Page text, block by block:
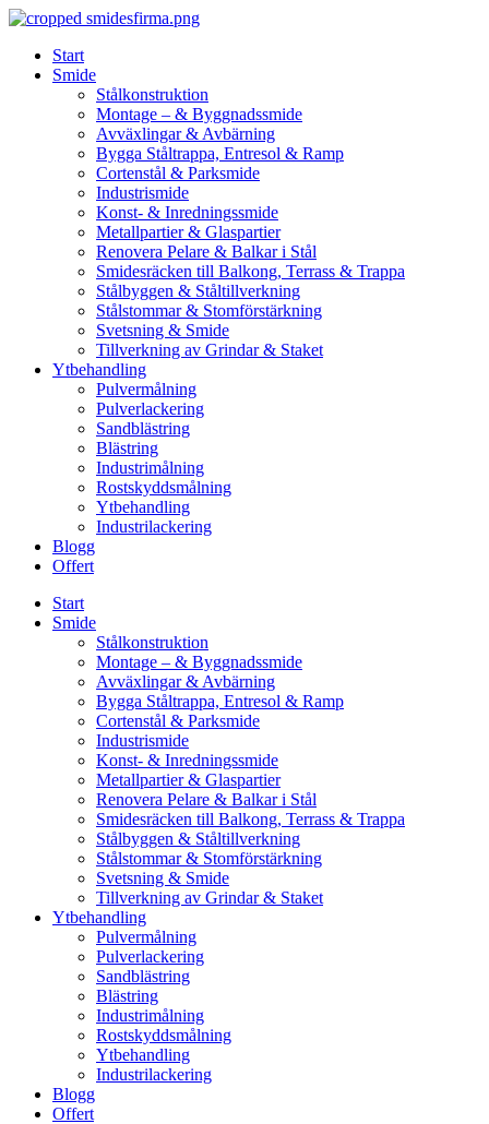
Skip
contentStart
Smide
Stålkonstruktion
Montage – & Byggnadssmide
Avväxlingar & Avbärning
Bygga Ståltrappa, Entresol & Ramp
Cortenstål & Parksmide
Industrismide
Konst- & Inredningssmide
Metallpartier & Glaspartier
Renovera Pelare & Balkar i Stål
Smidesräcken till Balkong, Terrass & Trappa
Stålbyggen & Ståltillverkning
Stålstommar & Stomförstärkning
Svetsning & Smide
Tillverkning av Grindar & Staket
Ytbehandling
Pulvermålning
Pulverlackering
Sandblästring
Blästring
Industrimålning
Rostskyddsmålning
Ytbehandling
Industrilackering
Blogg
Offert
Start
Smide
Stålkonstruktion
Montage – & Byggnadssmide
Avväxlingar & Avbärning
Bygga Ståltrappa, Entresol & Ramp
Cortenstål & Parksmide
Industrismide
Konst- & Inredningssmide
Metallpartier & Glaspartier
Renovera Pelare & Balkar i Stål
Smidesräcken till Balkong, Terrass & Trappa
Stålbyggen & Ståltillverkning
Stålstommar & Stomförstärkning
Svetsning & Smide
Tillverkning av Grindar & Staket
Ytbehandling
Pulvermålning
Pulverlackering
Sandblästring
Blästring
Industrimålning
Rostskyddsmålning
Ytbehandling
Industrilackering
Blogg
Offert